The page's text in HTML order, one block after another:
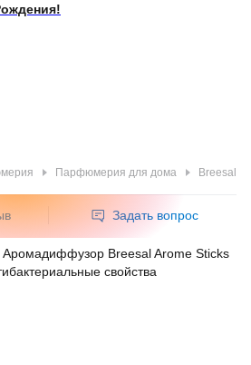
Breesal
Парфюмерия для дома
Задать вопрос